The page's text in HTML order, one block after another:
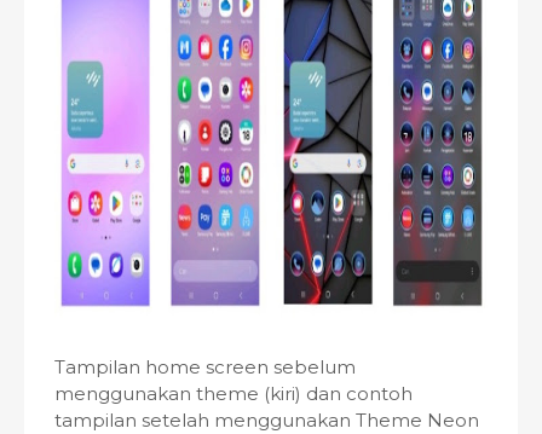
Tampilan home screen sebelum
menggunakan theme (kiri) dan contoh
tampilan setelah menggunakan Theme Neon